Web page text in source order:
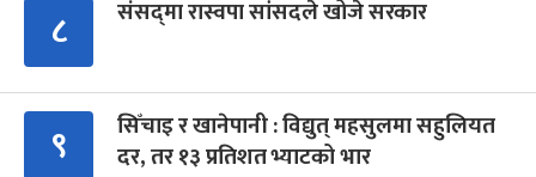
८ संसद्‍मा रास्वपा सांसदले खोजे सरकार
९
सिँचाइ र खानेपानी : विद्युत् महसुलमा सहुलियत
दर, तर १३ प्रतिशत भ्याटको भार